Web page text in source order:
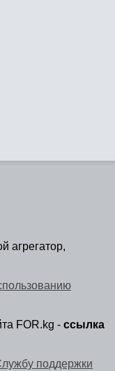
агрегатор,
FOR.kg - ссылка
поддержки